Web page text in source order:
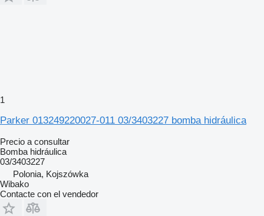
1
Parker 013249220027-011 03/3403227 bomba hidráulica
Precio a consultar
Bomba hidráulica
03/3403227
Polonia, Kojszówka
Wibako
Contacte con el vendedor